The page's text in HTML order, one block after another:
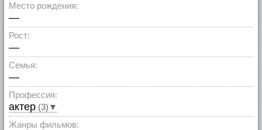
Место рождения:
—
Рост:
—
Семья:
—
Профессия:
актер (3)▼
Жанры фильмов: